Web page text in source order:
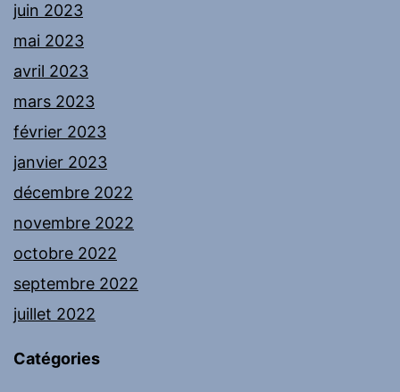
juin 2023
mai 2023
avril 2023
mars 2023
février 2023
janvier 2023
décembre 2022
novembre 2022
octobre 2022
septembre 2022
juillet 2022
Catégories